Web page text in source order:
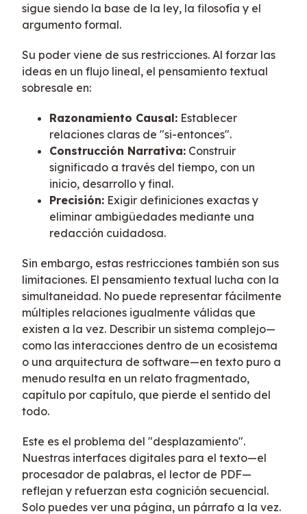
sigue siendo la base de la ley, la filosofía y el
argumento formal.
Su poder viene de sus restricciones. Al forzar las
ideas en un flujo lineal, el pensamiento textual
sobresale en:
Razonamiento Causal: Establecer
relaciones claras de "si-entonces".
Construcción Narrativa: Construir
significado a través del tiempo, con un
inicio, desarrollo y final.
Precisión: Exigir definiciones exactas y
eliminar ambigüedades mediante una
redacción cuidadosa.
Sin embargo, estas restricciones también son sus
limitaciones. El pensamiento textual lucha con la
simultaneidad. No puede representar fácilmente
múltiples relaciones igualmente válidas que
existen a la vez. Describir un sistema complejo—
como las interacciones dentro de un ecosistema
o una arquitectura de software—en texto puro a
menudo resulta en un relato fragmentado,
capítulo por capítulo, que pierde el sentido del
todo.
Este es el problema del "desplazamiento".
Nuestras interfaces digitales para el texto—el
procesador de palabras, el lector de PDF—
reflejan y refuerzan esta cognición secuencial.
Solo puedes ver una página, un párrafo a la vez.